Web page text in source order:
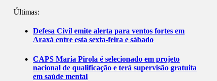
Últimas:
Defesa Civil emite alerta para ventos fortes em
Araxá entre esta sexta-feira e sábado
CAPS Maria Pirola é selecionado em projeto
nacional de qualificação e terá supervisão gratuita
em saúde mental